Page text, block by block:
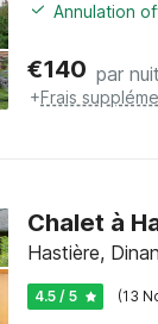
Annulation
€140 par nuit
+Frais
Chalet à
Hastière,
4.5 / 5 (13